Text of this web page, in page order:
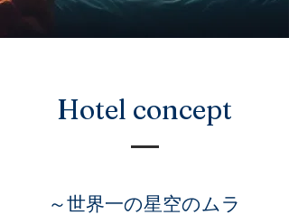
Hotel concept
​～世界一の星空のムラ